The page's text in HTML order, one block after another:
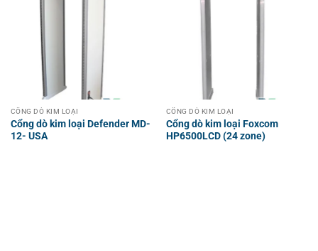
CỔNG DÒ KIM LOẠI
Cổng dò kim loại Defender MD-
12- USA
CỔNG DÒ KIM LOẠI
Cổng dò kim loại Foxcom
HP6500LCD (24 zone)